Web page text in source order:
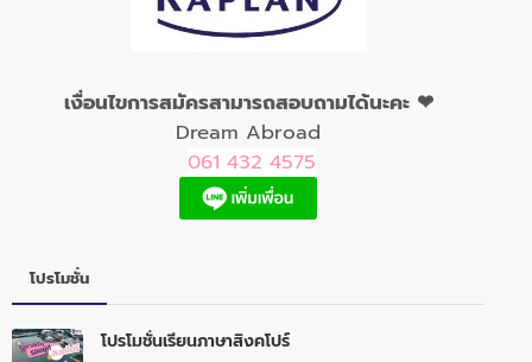
เงื่อนไขการสมัครสามารถสอบถามได้นะคะ ❤
Dream Abroad
061 432 4575
โปรโมชั่น
โปรโมชั่นเรียนภาษาสิงคโปร์